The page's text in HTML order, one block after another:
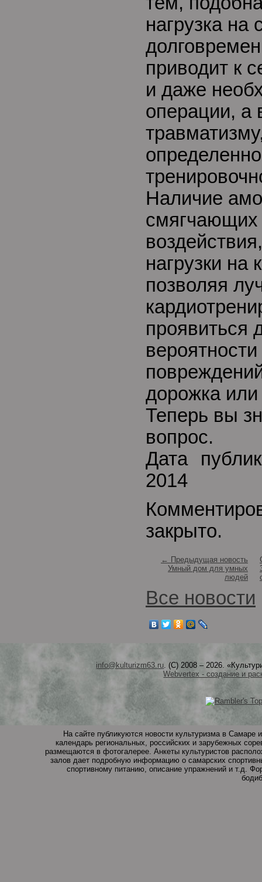
нагрузка на
приводит к
и даже
операции, а
Наличие
смягчающих
нагрузки на
позволяя
проявиться
дорожка
Теперь вы
вопрос.
Дата
2014
закрыто.
← Предыдущая новость
Умный дом для умных
людей
Все новости
info@kulturizm63.ru. (C) 2008 – 2026.
Webvertex - создание и
На сайте публикуются новости культуризма в
календарь региональных, российских и зарубежных
размещаются в фотогалерее. Анкеты культуристов
залов дает подробную информацию о самарских
спортивному питанию, описание упражнений и т.д.